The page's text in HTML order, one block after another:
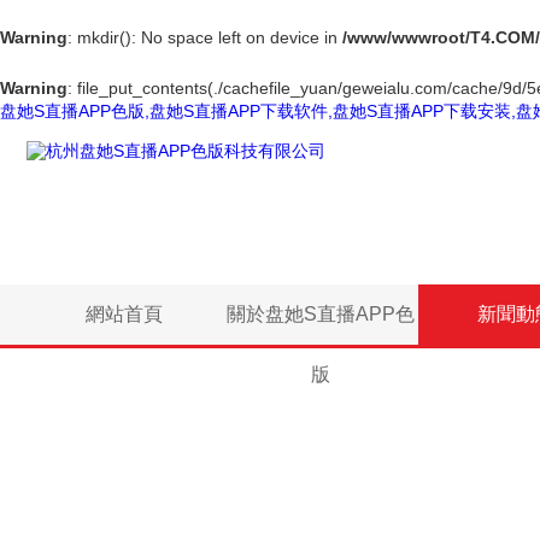
Warning: mkdir(): No space left on device in /www/wwwroot/
Warning: file_put_contents(./cachefile_yuan/geweialu.com/cache/
盘她S直播APP色版,盘她S直播APP下载软件,盘她S直播APP下载安装,盘
網站首頁 關於盘她S直播APP色
版
新聞動